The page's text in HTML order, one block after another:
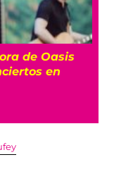
tiene un rol
juntos”